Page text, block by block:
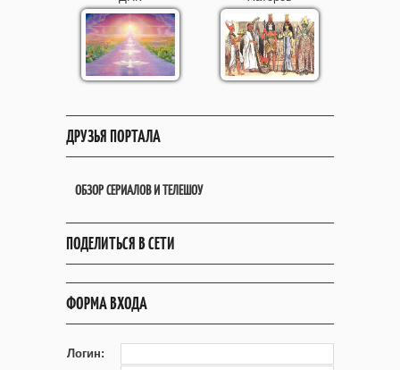
ДРУЗЬЯ ПОРТАЛА
ОБЗОР СЕРИАЛОВ И ТЕЛЕШОУ
ПОДЕЛИТЬСЯ В СЕТИ
ФОРМА ВХОДА
Логин: